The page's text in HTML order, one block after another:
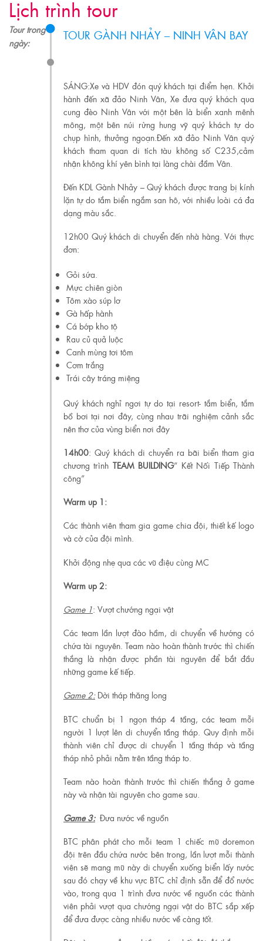
Lịch trình tour
Tour trong
ngày:
TOUR GÀNH NHẢY – NINH VÂN BAY
SÁNG:Xe và HDV đón quý khách tại điểm hẹn. Khởi
hành đến xã đảo Ninh Vân, Xe đưa quý khách qua
cung đèo Ninh Vân với một bên là biển xanh mênh
mông, một bên núi rừng hung vỹ quý khách tự do
chụp hình, thưởng ngoạn.Đến xã đảo Ninh Vân quý
khách tham quan di tích tàu không số C235,cảm
nhận không khí yên bình tại làng chài đầm Vân.
Đến KDL Gành Nhảy – Quý khách được trang bị kính
lặn tự do tắm biển ngắm san hô, với nhiều loài cá đa
dạng màu sắc.
12h00 Quý khách di chuyển đến nhà hàng. Với thực
đơn:
Gỏi sứa.
Mực chiên giòn
Tôm xào súp lơ
Gà hấp hành
Cá bớp kho tộ
Rau củ quả luộc
Canh mùng tơi tôm
Cơm trắng
Trái cây tráng miệng
Quý khách nghỉ ngơi tự do tại resort- tắm biển, tắm
bồ bơi tại nơi đây, cùng nhau trãi nghiệm cảnh sắc
nên thơ của vùng biển nơi đây
14h00: Quý khách di chuyển ra bãi biển tham gia
chương trình TEAM BUILDING“ Kết Nối Tiếp Thành
công”
Warm up 1:
Các thành viên tham gia game chia đội, thiết kế logo
và cờ của đội mình.
Khởi động nhẹ qua các vũ điệu cùng MC
Warm up 2:
Game 1: Vượt chướng ngại vật
Các team lần lượt đào hầm, di chuyển về hướng có
chứa tài nguyên. Team nào hoàn thành trước thì chiến
thắng là nhận được phần tài nguyên để bắt đầu
những game kế tiếp.
Game 2:Dời tháp thăng long
BTC chuẩn bị 1 ngọn tháp 4 tầng, các team mỗi
người 1 lượt lên di chuyển tầng tháp. Quy định mỗi
thành viên chỉ được di chuyển 1 tầng tháp và tầng
tháp nhỏ phải nằm trên tầng tháp to.
Team nào hoàn thành trước thì chiến thắng ở game
này và nhận tài nguyên cho game sau.
Game 3:Đưa nước về nguồn
BTC phân phát cho mỗi team 1 chiếc mũ doremon
đội trên đầu chứa nước bên trong, lần lượt mỗi thành
viên sẽ mang mũ này di chuyển xuống biển lấy nước
sau đó chạy về khu vực BTC chỉ định sẵn để đổ nước
vào, trong qua 1 trình đưa nước về nguồn các thành
viên phải vượt qua chướng ngại vật do BTC sắp xếp
để đưa được càng nhiều nước về càng tốt.